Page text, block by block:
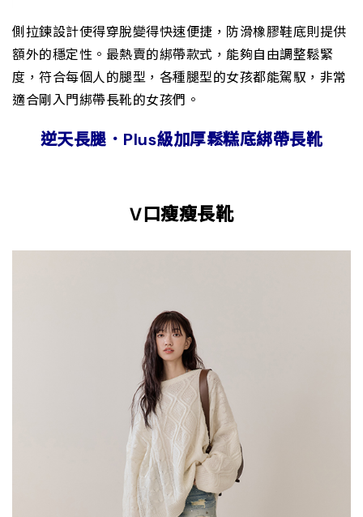
側拉鍊設計使得穿脫變得快速便捷，防滑橡膠鞋底則提供
額外的穩定性。最熱賣的綁帶款式，能夠自由調整鬆緊
度，符合每個人的腿型，各種腿型的女孩都能駕馭，非常
適合剛入門綁帶長靴的女孩們。
逆天長腿．Plus級加厚鬆糕底綁帶長靴
V口瘦瘦長靴